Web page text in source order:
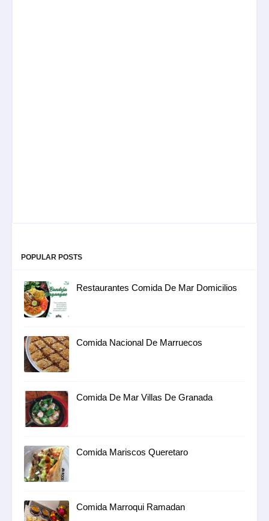
POPULAR POSTS
Restaurantes Comida De Mar Domicilios
Comida Nacional De Marruecos
Comida De Mar Villas De Granada
Comida Mariscos Queretaro
Comida Marroqui Ramadan